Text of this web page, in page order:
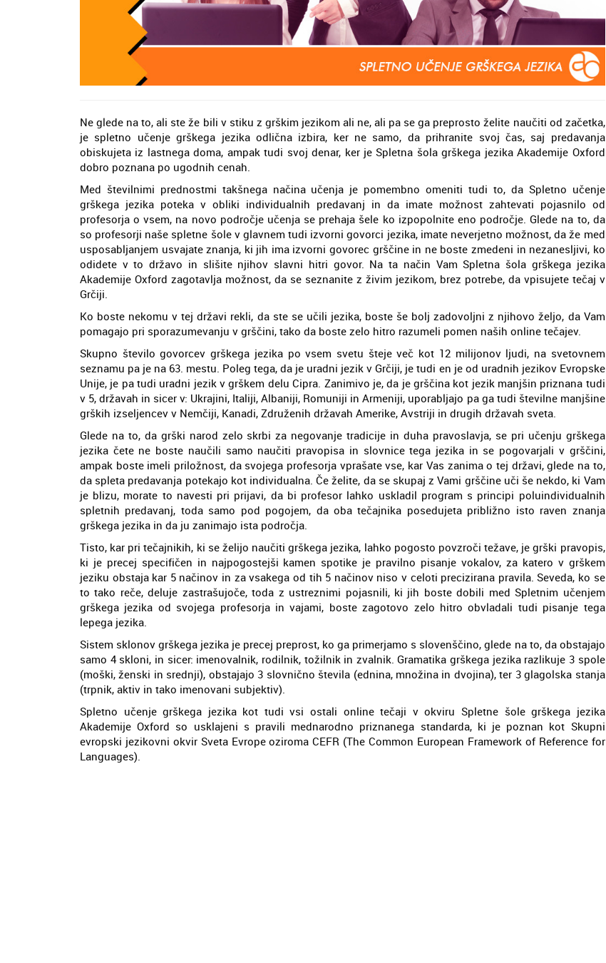
Ne glede na to, ali ste že bili v stiku z grškim jezikom ali ne, ali pa se ga preprosto želite naučiti od začetka,
je spletno učenje grškega jezika odlična izbira, ker ne samo, da prihranite svoj čas, saj predavanja
obiskujeta iz lastnega doma, ampak tudi svoj denar, ker je Spletna šola grškega jezika Akademije Oxford
dobro poznana po ugodnih cenah.
Med številnimi prednostmi takšnega načina učenja je pomembno omeniti tudi to, da Spletno učenje
grškega jezika poteka v obliki individualnih predavanj in da imate možnost zahtevati pojasnilo od
profesorja o vsem, na novo področje učenja se prehaja šele ko izpopolnite eno področje. Glede na to, da
so profesorji naše spletne šole v glavnem tudi izvorni govorci jezika, imate neverjetno možnost, da že med
usposabljanjem usvajate znanja, ki jih ima izvorni govorec grščine in ne boste zmedeni in nezanesljivi, ko
odidete v to državo in slišite njihov slavni hitri govor. Na ta način Vam Spletna šola grškega jezika
Akademije Oxford zagotavlja možnost, da se seznanite z živim jezikom, brez potrebe, da vpisujete tečaj v
Grčiji.
Ko boste nekomu v tej državi rekli, da ste se učili jezika, boste še bolj zadovoljni z njihovo željo, da Vam
pomagajo pri sporazumevanju v grščini, tako da boste zelo hitro razumeli pomen naših online tečajev.
Skupno število govorcev grškega jezika po vsem svetu šteje več kot 12 milijonov ljudi, na svetovnem
seznamu pa je na 63. mestu. Poleg tega, da je uradni jezik v Grčiji, je tudi en je od uradnih jezikov Evropske
Unije, je pa tudi uradni jezik v grškem delu Cipra. Zanimivo je, da je grščina kot jezik manjšin priznana tudi
v 5, državah in sicer v: Ukrajini, Italiji, Albaniji, Romuniji in Armeniji, uporabljajo pa ga tudi številne manjšine
grških izseljencev v Nemčiji, Kanadi, Združenih državah Amerike, Avstriji in drugih državah sveta.
Glede na to, da grški narod zelo skrbi za negovanje tradicije in duha pravoslavja, se pri učenju grškega
jezika čete ne boste naučili samo naučiti pravopisa in slovnice tega jezika in se pogovarjali v grščini,
ampak boste imeli priložnost, da svojega profesorja vprašate vse, kar Vas zanima o tej državi, glede na to,
da spleta predavanja potekajo kot individualna. Če želite, da se skupaj z Vami grščine uči še nekdo, ki Vam
je blizu, morate to navesti pri prijavi, da bi profesor lahko uskladil program s principi poluindividualnih
spletnih predavanj, toda samo pod pogojem, da oba tečajnika posedujeta približno isto raven znanja
grškega jezika in da ju zanimajo ista področja.
Tisto, kar pri tečajnikih, ki se želijo naučiti grškega jezika, lahko pogosto povzroči težave, je grški pravopis,
ki je precej specifičen in najpogostejši kamen spotike je pravilno pisanje vokalov, za katero v grškem
jeziku obstaja kar 5 načinov in za vsakega od tih 5 načinov niso v celoti precizirana pravila. Seveda, ko se
to tako reče, deluje zastrašujoče, toda z ustreznimi pojasnili, ki jih boste dobili med Spletnim učenjem
grškega jezika od svojega profesorja in vajami, boste zagotovo zelo hitro obvladali tudi pisanje tega
lepega jezika.
Sistem sklonov grškega jezika je precej preprost, ko ga primerjamo s slovenščino, glede na to, da obstajajo
samo 4 skloni, in sicer: imenovalnik, rodilnik, tožilnik in zvalnik. Gramatika grškega jezika razlikuje 3 spole
(moški, ženski in srednji), obstajajo 3 slovnično števila (ednina, množina in dvojina), ter 3 glagolska stanja
(trpnik, aktiv in tako imenovani subjektiv).
Spletno učenje grškega jezika kot tudi vsi ostali online tečaji v okviru Spletne šole grškega jezika
Akademije Oxford so usklajeni s pravili mednarodno priznanega standarda, ki je poznan kot Skupni
evropski jezikovni okvir Sveta Evrope oziroma CEFR (The Common European Framework of Reference for
Languages).